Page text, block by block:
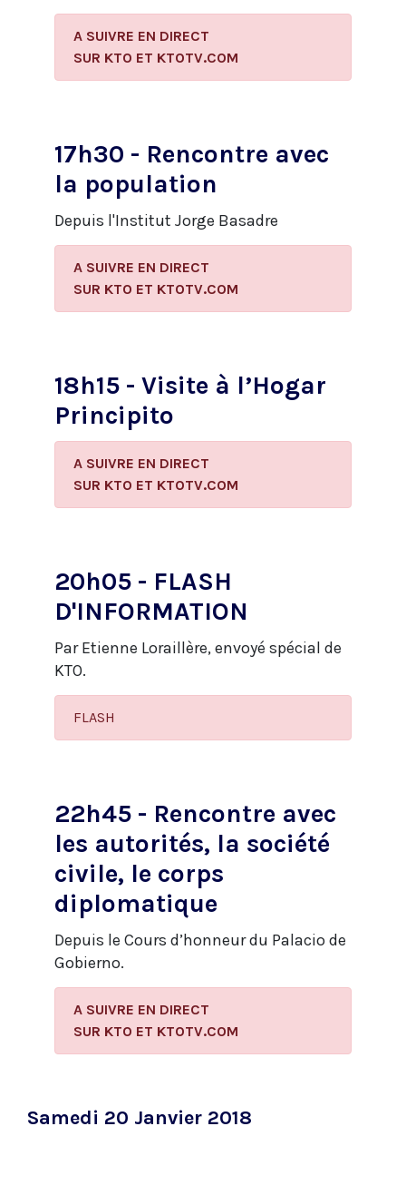
A SUIVRE EN DIRECT
​SUR KTO ET KTOTV.COM
17h30 - Rencontre avec
la population
Depuis l'Institut Jorge Basadre
A SUIVRE EN DIRECT
​SUR KTO ET KTOTV.COM
18h15 - Visite à l’Hogar
Principito
A SUIVRE EN DIRECT
​SUR KTO ET KTOTV.COM
20h05 - FLASH
D'INFORMATION
Par Etienne Loraillère, envoyé spécial de
KTO.
FLASH
22h45 - Rencontre avec
les autorités, la société
civile, le corps
diplomatique
Depuis le Cours d’honneur du Palacio de
Gobierno.
A SUIVRE EN DIRECT
​SUR KTO ET KTOTV.COM
Samedi 20 Janvier 2018